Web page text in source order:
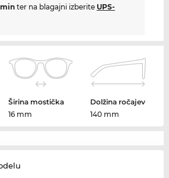
minter na blagajni izberite UPS-
Širina mostička
16 mm
Dolžina ročajev
140 mm